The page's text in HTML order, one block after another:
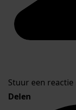
Stuur een
Delen